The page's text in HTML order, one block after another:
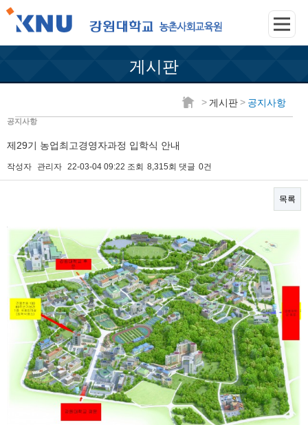
게시판
> 게시판 > 공지사항
공지사항
제29기 농업최고경영자과정 입학식 안내
작성자 관리자 22-03-04 09:22 조회 8,315회 댓글 0건
목록
본문